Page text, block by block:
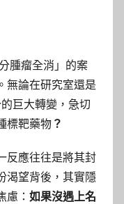
腫瘤全消」的案
無論在研究室還是
巨大轉變，急切
標靶藥物 ？
反應往往是將其封
渴望背後，其實隱
慮： 如果沒遇上名